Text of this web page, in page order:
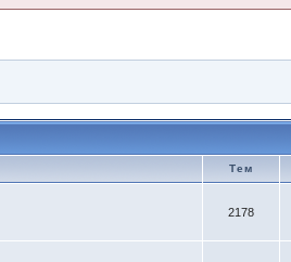
Тем
2178